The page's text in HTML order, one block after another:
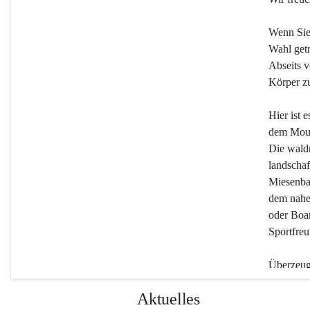
Wenn
Wahl
Abseits
Körper
Hier ist
dem
Die
dem
oder
Aktuelles